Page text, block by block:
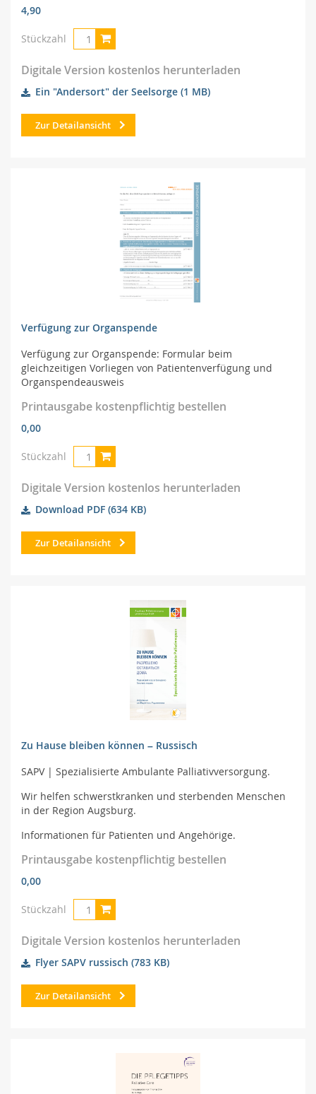
4,90
Stückzahl
Digitale Version kostenlos herunterladen
Ein "Andersort" der Seelsorge (1 MB)
Zur Detailansicht
Verfügung zur Organspende
Verfügung zur Organspende: Formular beim
gleichzeitigen Vorliegen von Patientenverfügung und
Organspendeausweis
Printausgabe kostenpflichtig bestellen
0,00
Stückzahl
Digitale Version kostenlos herunterladen
Download PDF (634 KB)
Zur Detailansicht
Zu Hause bleiben können – Russisch
SAPV | Spezialisierte Ambulante Palliativversorgung.
Wir helfen schwerstkranken und sterbenden Menschen
in der Region Augsburg.
Informationen für Patienten und Angehörige.
Printausgabe kostenpflichtig bestellen
0,00
Stückzahl
Digitale Version kostenlos herunterladen
Flyer SAPV russisch (783 KB)
Zur Detailansicht